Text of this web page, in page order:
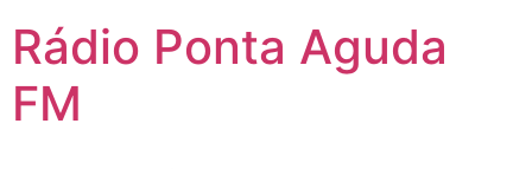
para
conteúdo
Rádio Ponta Aguda
FM